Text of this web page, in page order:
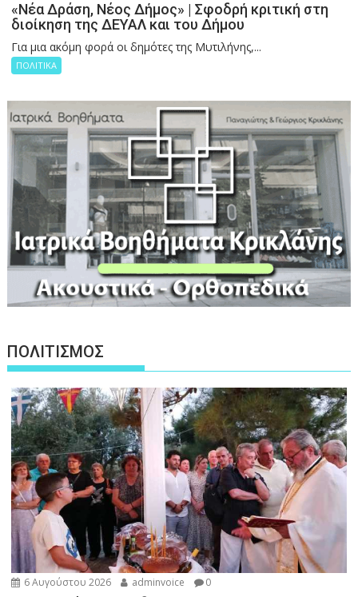
«Νέα Δράση, Νέος Δήμος» | Σφοδρή κριτική στη
διοίκηση της ΔΕΥΑΛ και του Δήμου
Για μια ακόμη φορά οι δημότες της Μυτιλήνης,...
ΠΟΛΙΤΙΚΑ
ΠΟΛΙΤΙΣΜΟΣ
6 Αυγούστου 2026 adminvoice 0